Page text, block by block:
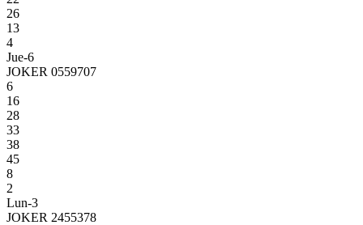
26
13
4
Jue-6
JOKER 0559707
6
16
28
33
38
45
8
2
Lun-3
JOKER 2455378